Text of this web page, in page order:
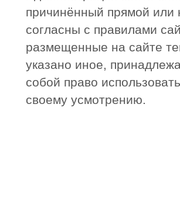
причинённый прямой или
согласны с правилами
размещенные на сайте
указано иное,
собой право
своему усмотрению.